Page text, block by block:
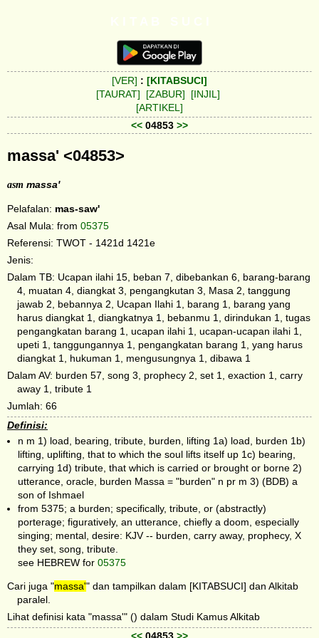
[VER] : [KITABSUCI]
[TAURAT]
[ZABUR]
[INJIL]
[ARTIKEL]
<< 04853 >>
massa' <04853>
asm massa'
Pelafalan: mas-saw'
Asal Mula: from 05375
Referensi: TWOT - 1421d 1421e
Jenis:
Dalam TB: Ucapan ilahi 15, beban 7, dibebankan 6, barang-barang
4, muatan 4, diangkat 3, pengangkutan 3, Masa 2, tanggung
jawab 2, bebannya 2, Ucapan Ilahi 1, barang 1, barang yang
harus diangkat 1, diangkatnya 1, bebanmu 1, dirindukan 1, tugas
pengangkatan barang 1, ucapan ilahi 1, ucapan-ucapan ilahi 1,
upeti 1, tanggungannya 1, pengangkatan barang 1, yang harus
diangkat 1, hukuman 1, mengusungnya 1, dibawa 1
Dalam AV: burden 57, song 3, prophecy 2, set 1, exaction 1, carry
away 1, tribute 1
Jumlah: 66
Definisi:
n m 1) load, bearing, tribute, burden, lifting 1a) load, burden 1b)
lifting, uplifting, that to which the soul lifts itself up 1c) bearing,
carrying 1d) tribute, that which is carried or brought or borne 2)
utterance, oracle, burden Massa = "burden" n pr m 3) (BDB) a
son of Ishmael
from 5375; a burden; specifically, tribute, or (abstractly)
porterage; figuratively, an utterance, chiefly a doom, especially
singing; mental, desire: KJV -- burden, carry away, prophecy, X
they set, song, tribute.
see HEBREW for 05375
Cari juga "massa'" dan tampilkan dalam [KITABSUCI] dan Alkitab
paralel.
Lihat definisi kata "massa'" () dalam Studi Kamus Alkitab